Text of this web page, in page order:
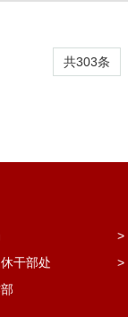
共303条
>
干部处 >